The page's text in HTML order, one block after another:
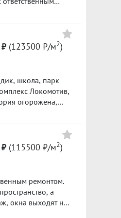
на данный
солнечная,
Ю-В, хороший вид
гарнитур и
ID объекта в
(123500 ₽/м2)
школа, парк
огорожена,
продажа.
(115500 ₽/м2)
ремонтом.
а
окна выходят на
всегда можно